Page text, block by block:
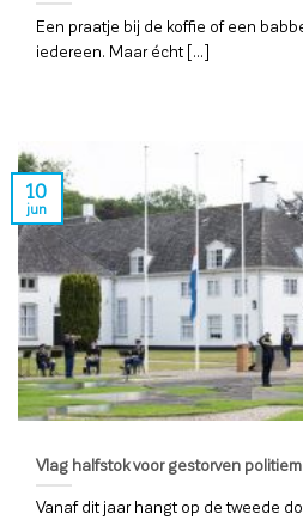
Een praatje bij de koffie of een
iedereen. Maar écht [...]
Vlag halfstok voor gestorven
Vanaf dit jaar hangt op de tweede
10
jun